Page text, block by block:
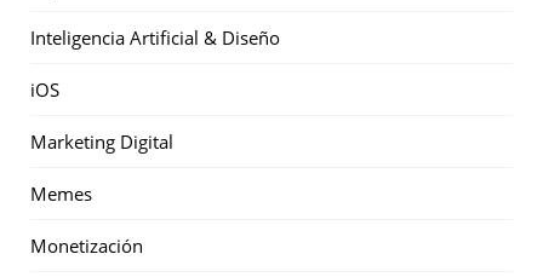
Inteligencia Artificial & Diseño
iOS
Marketing Digital
Memes
Monetización